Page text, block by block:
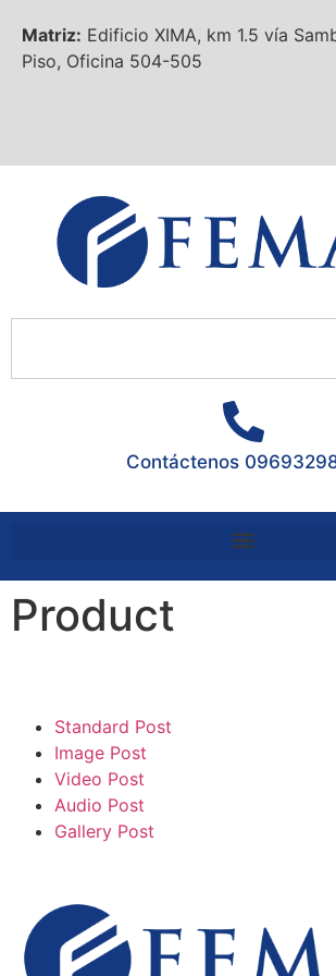
Matriz: Edificio XIMA, km 1.5 vía
Piso, Oficina 504-505
Contáctenos
Product
Standard Post
Image Post
Video Post
Audio Post
Gallery Post